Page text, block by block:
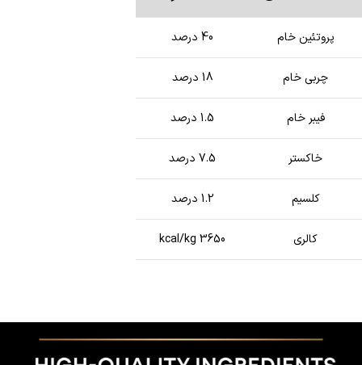
پروتئین خام 40 درصد
چربی خام 18 درصد
فیبر خام 1.5 درصد
خاکستر 7.5 درصد
کلسیم 1.2 درصد
کالری 3650 kcal/kg